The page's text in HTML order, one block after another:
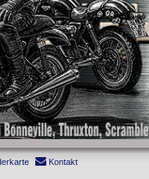
Kontakt